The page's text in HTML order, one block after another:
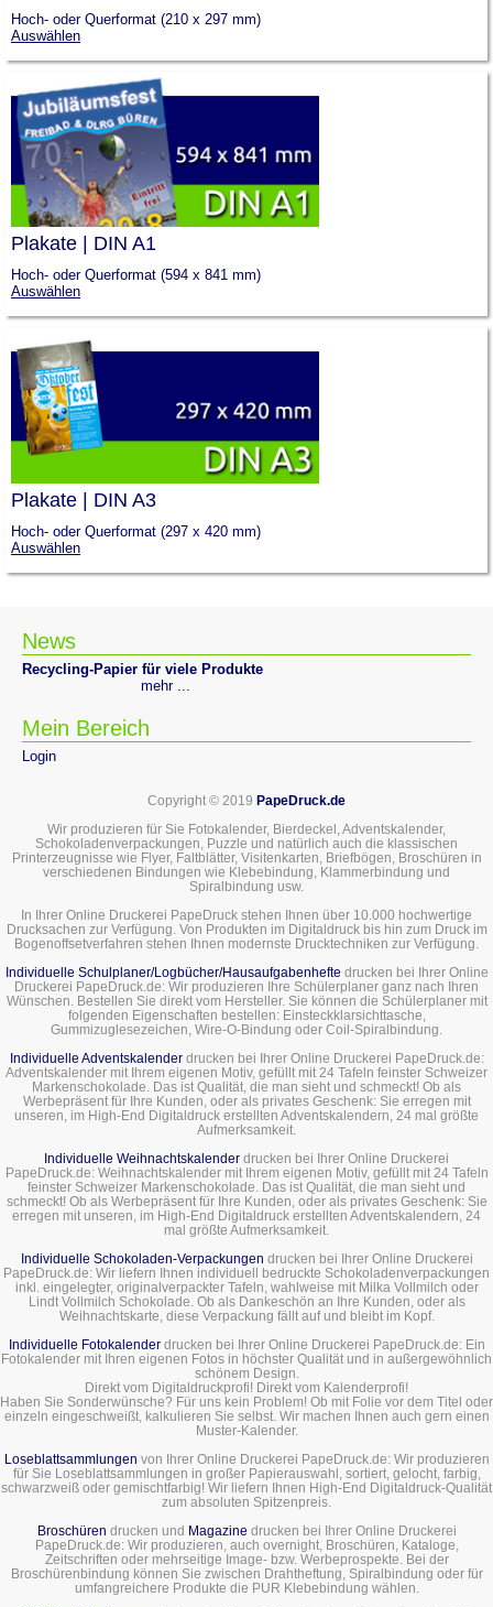
Hoch- oder Querformat (210 x 297 mm)
Auswählen
Plakate | DIN A1
Hoch- oder Querformat (594 x 841 mm)
Auswählen
Plakate | DIN A3
Hoch- oder Querformat (297 x 420 mm)
Auswählen
News
Recycling-Papier für viele Produkte
mehr ...
Mein Bereich
Login
Copyright © 2019 PapeDruck.de
Wir produzieren für Sie Fotokalender, Bierdeckel, Adventskalender,
Schokoladenverpackungen, Puzzle und natürlich auch die klassischen
Printerzeugnisse wie Flyer, Faltblätter, Visitenkarten, Briefbögen, Broschüren in
verschiedenen Bindungen wie Klebebindung, Klammerbindung und
Spiralbindung usw.
In Ihrer Online Druckerei PapeDruck stehen Ihnen über 10.000 hochwertige
Drucksachen zur Verfügung. Von Produkten im Digitaldruck bis hin zum Druck im
Bogenoffsetverfahren stehen Ihnen modernste Drucktechniken zur Verfügung.
Individuelle Schulplaner/Logbücher/Hausaufgabenhefte drucken bei Ihrer Online
Druckerei PapeDruck.de: Wir produzieren Ihre Schülerplaner ganz nach Ihren
Wünschen. Bestellen Sie direkt vom Hersteller. Sie können die Schülerplaner mit
folgenden Eigenschaften bestellen: Einsteckklarsichttasche,
Gummizuglesezeichen, Wire-O-Bindung oder Coil-Spiralbindung.
Individuelle Adventskalenderdrucken bei Ihrer Online Druckerei PapeDruck.de:
Adventskalender mit Ihrem eigenen Motiv, gefüllt mit 24 Tafeln feinster Schweizer
Markenschokolade. Das ist Qualität, die man sieht und schmeckt! Ob als
Werbepräsent für Ihre Kunden, oder als privates Geschenk: Sie erregen mit
unseren, im High-End Digitaldruck erstellten Adventskalendern, 24 mal größte
Aufmerksamkeit.
Individuelle Weihnachtskalender drucken bei Ihrer Online Druckerei
PapeDruck.de: Weihnachtskalender mit Ihrem eigenen Motiv, gefüllt mit 24 Tafeln
feinster Schweizer Markenschokolade. Das ist Qualität, die man sieht und
schmeckt! Ob als Werbepräsent für Ihre Kunden, oder als privates Geschenk: Sie
erregen mit unseren, im High-End Digitaldruck erstellten Adventskalendern, 24
mal größte Aufmerksamkeit.
Individuelle Schokoladen-Verpackungen drucken bei Ihrer Online Druckerei
PapeDruck.de: Wir liefern Ihnen individuell bedruckte Schokoladenverpackungen
inkl. eingelegter, originalverpackter Tafeln, wahlweise mit Milka Vollmilch oder
Lindt Vollmilch Schokolade. Ob als Dankeschön an Ihre Kunden, oder als
Weihnachtskarte, diese Verpackung fällt auf und bleibt im Kopf.
Individuelle Fotokalenderdrucken bei Ihrer Online Druckerei PapeDruck.de: Ein
Fotokalender mit Ihren eigenen Fotos in höchster Qualität und in außergewöhnlich
schönem Design.
Direkt vom Digitaldruckprofi! Direkt vom Kalenderprofi!
Haben Sie Sonderwünsche? Für uns kein Problem! Ob mit Folie vor dem Titel oder
einzeln eingeschweißt, kalkulieren Sie selbst. Wir machen Ihnen auch gern einen
Muster-Kalender.
Loseblattsammlungen von Ihrer Online Druckerei PapeDruck.de: Wir produzieren
für Sie Loseblattsammlungen in großer Papierauswahl, sortiert, gelocht, farbig,
schwarzweiß oder gemischtfarbig! Wir liefern Ihnen High-End Digitaldruck-Qualität
zum absoluten Spitzenpreis.
Broschüren drucken und Magazine drucken bei Ihrer Online Druckerei
PapeDruck.de: Wir produzieren, auch overnight, Broschüren, Kataloge,
Zeitschriften oder mehrseitige Image- bzw. Werbeprospekte. Bei der
Broschürenbindung können Sie zwischen Drahtheftung, Spiralbindung oder für
umfangreichere Produkte die PUR Klebebindung wählen.